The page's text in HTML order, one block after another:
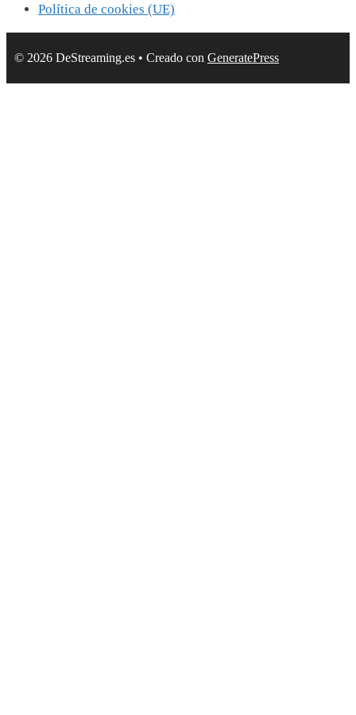
Política de cookies (UE)
© 2026 DeStreaming.es • Creado con GeneratePress